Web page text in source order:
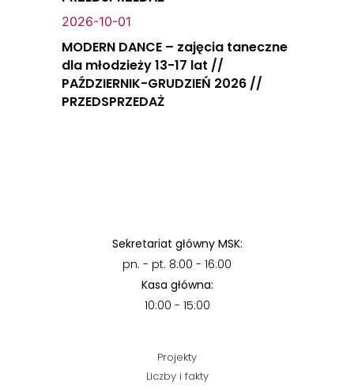
2026-10-01
MODERN DANCE – zajęcia taneczne
dla młodzieży 13-17 lat //
PAŹDZIERNIK-GRUDZIEŃ 2026 //
PRZEDSPRZEDAŻ
Sekretariat główny MSK:
pn. - pt. 8:00 - 16:00
Kasa główna:
10:00 - 15:00
Projekty
Liczby i fakty